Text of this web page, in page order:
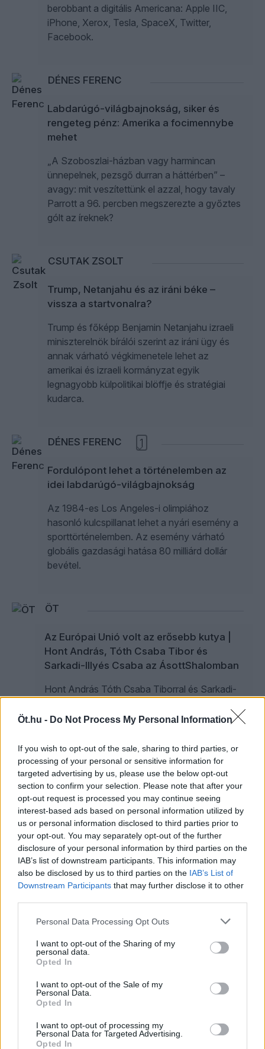
Öt.hu - Do Not Process My Personal Information
If you wish to opt-out of the sale, sharing to third parties, or
processing of your personal or sensitive information for
targeted advertising by us, please use the below opt-out
section to confirm your selection. Please note that after your
opt-out request is processed you may continue seeing
interest-based ads based on personal information utilized by
us or personal information disclosed to third parties prior to
your opt-out. You may separately opt-out of the further
disclosure of your personal information by third parties on the
IAB’s list of downstream participants. This information may
also be disclosed by us to third parties on the IAB’s List of
Downstream Participants that may further disclose it to other
Personal Data Processing Opt Outs
I want to opt-out of the Sharing of my
personal data.
Opted In
I want to opt-out of the Sale of my
Personal Data.
Opted In
I want to opt-out of processing my
Personal Data for Targeted Advertising.
Opted In
berobbant a digitális Americana: Apple IIC,
iPhone, Xerox, Tesla, SpaceX, Twitter,
Facebook.
DÉNES FERENC
Labdarúgó-világbajnokság, siker és
rengeteg pénz: Amerika a focimennybe
mehet
„A Szoboszlai-házban vagy harmincan
ünnepelnek, pezsgő durran a háttérben” –
avagy: mit veszítettünk el azzal, hogy tavaly
Parrott a 96. percben megszerezte a győztes
gólt az íreknek?
CSUTAK ZSOLT
Trump, Netanjahu és az iráni béke –
vissza a startvonalra?
Trump és főképp Benjamin Netanjahu izraeli
miniszterelnök bírálói szerint az iráni ügy és
annak várható végkimenetele lehet az
amerikai és izraeli kormányzat egyik
legnagyobb külpolitikai blöffje és stratégiai
kudarca.
DÉNES FERENC 1
Fordulópont lehet a történelemben az
idei labdarúgó-világbajnokság
Az 1984-es Los Angeles-i olimpiához
hasonló kulcspillanat lehet a nyári esemény a
sporttörténelemben. Az esemény várható
globális gazdasági hatása 80 milliárd dollár
bevétel.
ÖT
Az Európai Unió volt az erősebb kutya |
Hont András, Tóth Csaba Tibor és
Sarkadi-Illyés Csaba az ÁsottShalomban
Hont András Tóth Csaba Tiborral és Sarkadi-
pénzek áráról, az Európai Unió és
USA kapcsolatáról beszélget, és még a Huxit
esélyeit is latolgatják.
ÖT
Sztorik kellenek, képek kellenek,
vidámság kell a fociba | Ring Extra a
labdarúgó-világbajnokságról
A Ring labdarúgó-világbajnokságot követő
Dénes Ferenc sportközgazdásszal az idei
vébéről, az új szabályokról, a legnagyobb
sztárokról és a sportvilág jövőjéről.
Trump, show és dollármilliárdok - Milyen vb
jön?